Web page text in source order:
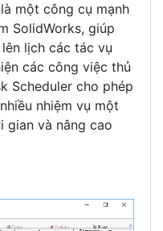
một công cụ mạnh
SolidWorks, giúp
lịch các tác vụ
các công việc thủ
Scheduler cho phép
nhiệm vụ một
gian và nâng cao